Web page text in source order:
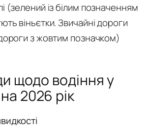
(зелений із білим позначенням
віньєтки. Звичайні дороги
з жовтим позначком)
щодо водіння у
2026 рік